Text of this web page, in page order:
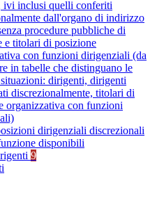
ivi inclusi quelli conferiti
dall'organo di indirizzo
procedure pubbliche di
e titolari di posizione
con funzioni dirigenziali (da
in tabelle che distinguano le
dirigenti, dirigenti
discrezionalmente, titolari di
organizzativa con funzioni
dirigenziali discrezionali
disponibili
9